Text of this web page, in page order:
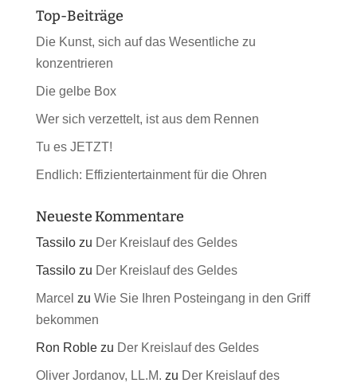
Top-Beiträge
Die Kunst, sich auf das Wesentliche zu
konzentrieren
Die gelbe Box
Wer sich verzettelt, ist aus dem Rennen
Tu es JETZT!
Endlich: Effizientertainment für die Ohren
Neueste Kommentare
Tassilozu Der Kreislauf des Geldes
Tassilozu Der Kreislauf des Geldes
Marcel zu Wie Sie Ihren Posteingang in den Griff
bekommen
Ron Roblezu Der Kreislauf des Geldes
Oliver Jordanov, LL.M. zu Der Kreislauf des